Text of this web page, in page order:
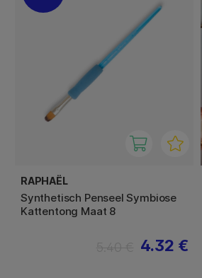
RAPHAËL
Synthetisch Penseel Symbiose
Kattentong Maat 8
4.32 €